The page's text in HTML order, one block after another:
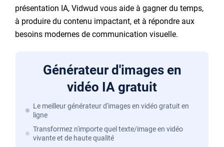
présentation IA, Vidwud vous aide à gagner du temps,
à produire du contenu impactant, et à répondre aux
besoins modernes de communication visuelle.
Générateur d'images en
vidéo IA gratuit
Le meilleur générateur d'images en vidéo gratuit en
ligne
Transformez n'importe quel texte/image en vidéo
vivante et de haute qualité